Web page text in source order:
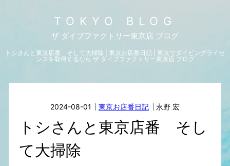
TOKYO BLOG
ザ ダイブファクトリー東京店 ブログ
トシさんと東京店番 そして大掃除 | 東京お店番日記 | 東京でダイビングライセ
ンスを取得するなら ザ ダイブファクトリー東京店 ブログ
2024-08-01 東京お店番日記 永野 宏
トシさんと東京店番 そし
て大掃除